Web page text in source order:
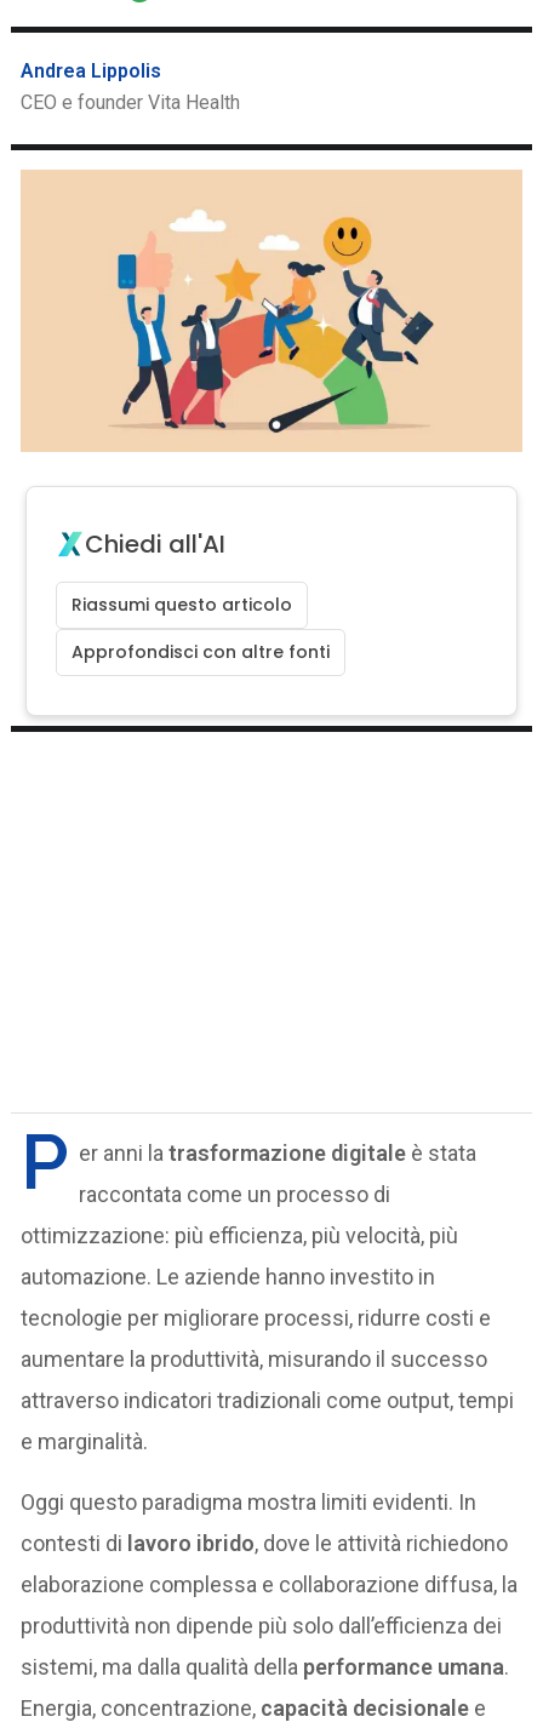
Andrea Lippolis
CEO e founder Vita Health
Chiedi all'AI
Riassumi questo articolo
Approfondisci con altre fonti
P er anni latrasformazione digitale è stata
raccontata come un processo di
ottimizzazione: più efficienza, più velocità, più
automazione. Le aziende hanno investito in
tecnologie per migliorare processi, ridurre costi e
aumentare la produttività, misurando il successo
attraverso indicatori tradizionali come output, tempi
e marginalità.
Oggi questo paradigma mostra limiti evidenti. In
contesti di lavoro ibrido, dove le attività richiedono
elaborazione complessa e collaborazione diffusa, la
produttività non dipende più solo dall’efficienza dei
sistemi, ma dalla qualità della performance umana.
Energia, concentrazione, capacità decisionale e